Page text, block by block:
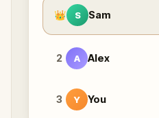
👑 S Sam
2 A Alex
3 Y You